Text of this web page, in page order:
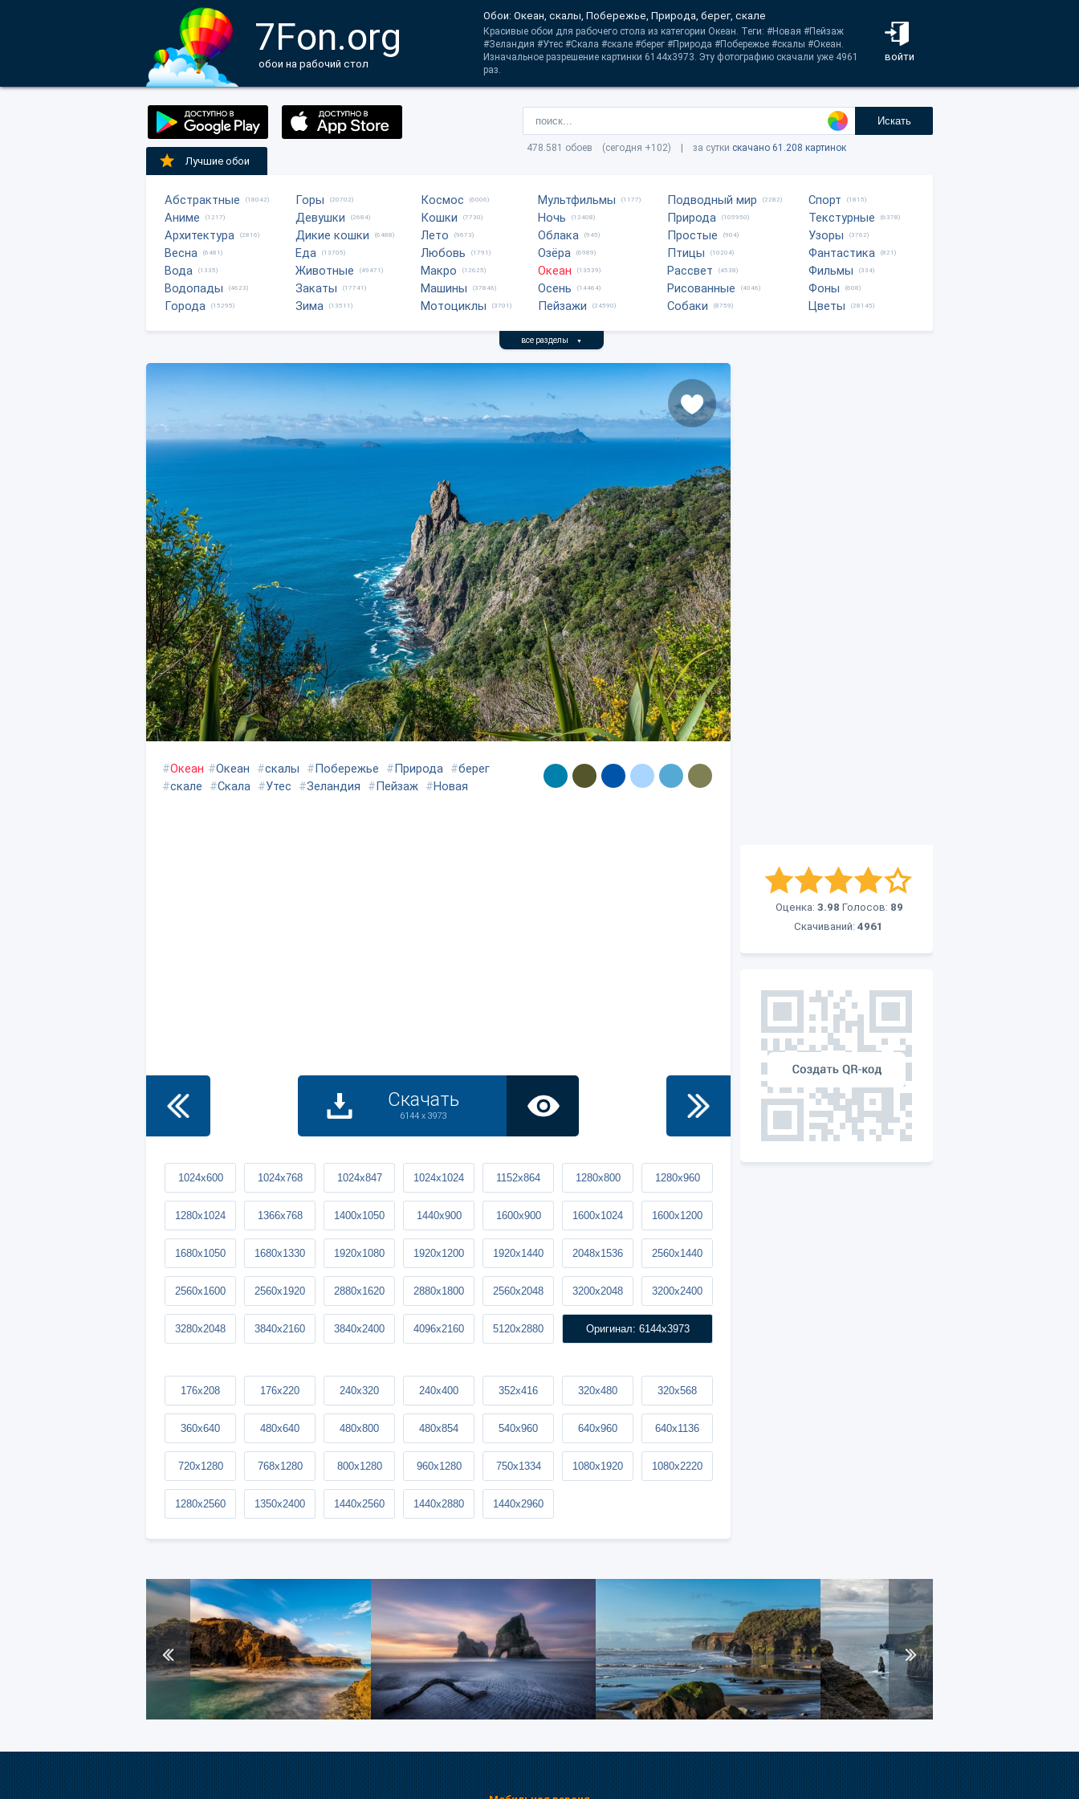
7Fon.org
обои на рабочий стол
войти
Обои: Океан, скалы, Побережье, Природа, берег, скале
Красивые обои для рабочего стола из категории Океан. Теги: #Новая #Пейзаж
#Зеландия #Утес #Скала #скале #берег #Природа #Побережье #скалы #Океан.
Изначальное разрешение картинки 6144x3973. Эту фотографию скачали уже 4961
раз.
Искать
478.581 обоев (сегодня +102) | за сутки скачано 61.208 картинок
Лучшие обои
Абстрактные (18042)
Аниме (1217)
Архитектура (2816)
Весна (6481)
Вода (1335)
Водопады (4623)
Города (15295)
Горы (20702)
Девушки (2684)
Дикие кошки (6488)
Еда (13705)
Животные (49471)
Закаты (17741)
Зима (13511)
Космос (6006)
Кошки (7730)
Лето (9673)
Любовь (1791)
Макро (12625)
Машины (37846)
Мотоциклы (3701)
Мультфильмы (1177)
Ночь (12408)
Облака (945)
Озёра (6989)
Океан (13539)
Осень (14464)
Пейзажи (24590)
Подводный мир (2282)
Природа (105950)
Простые (904)
Птицы (10204)
Рассвет (4538)
Рисованные (4046)
Собаки (8759)
Спорт (1815)
Текстурные (6378)
Узоры (3762)
Фантастика (821)
Фильмы (334)
Фоны (608)
Цветы (28145)
все разделы ▼
Оценка: 3.98 Голосов: 89
Скачиваний: 4961
#Океан #Океан #скалы #Побережье #Природа #берег
#скале #Скала #Утес #Зеландия #Пейзаж #Новая
Скачать
6144 x 3973
1024x600 1024x768 1024x847 1024x1024 1152x864 1280x800 1280x960
1280x1024 1366x768 1400x1050 1440x900 1600x900 1600x1024 1600x1200
1680x1050 1680x1330 1920x1080 1920x1200 1920x1440 2048x1536 2560x1440
2560x1600 2560x1920 2880x1620 2880x1800 2560x2048 3200x2048 3200x2400
3280x2048 3840x2160 3840x2400 4096x2160 5120x2880 Оригинал: 6144x3973
176x208 176x220 240x320 240x400 352x416 320x480 320x568
360x640 480x640 480x800 480x854 540x960 640x960 640x1136
720x1280 768x1280 800x1280 960x1280 750x1334 1080x1920 1080x2220
1280x2560 1350x2400 1440x2560 1440x2880 1440x2960